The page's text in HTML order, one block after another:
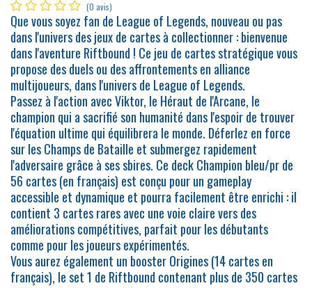
(0 avis)
Que vous soyez fan de League of Legends, nouveau ou pas
dans l'univers des jeux de cartes à collectionner : bienvenue
dans l'aventure Riftbound ! Ce jeu de cartes stratégique vous
propose des duels ou des affrontements en alliance
multijoueurs, dans l'univers de League of Legends.
Passez à l'action avec Viktor, le Héraut de l'Arcane, le
champion qui a sacrifié son humanité dans l'espoir de trouver
l'équation ultime qui équilibrera le monde. Déferlez en force
sur les Champs de Bataille et submergez rapidement
l'adversaire grâce à ses sbires. Ce deck Champion bleu/pr de
56 cartes (en français) est conçu pour un gameplay
accessible et dynamique et pourra facilement être enrichi : il
contient 3 cartes rares avec une voie claire vers des
améliorations compétitives, parfait pour les débutants
comme pour les joueurs expérimentés.
Vous aurez également un booster Origines (14 cartes en
français), le set 1 de Riftbound contenant plus de 350 cartes